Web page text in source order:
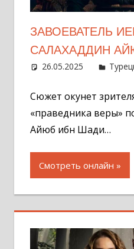
ЗАВОЕВАТЕЛЬ
САЛАХАДДИН
26.05.2025
Сюжет окунет
«праведника веры»
Айюб ибн Шади…
Смотреть онлайн